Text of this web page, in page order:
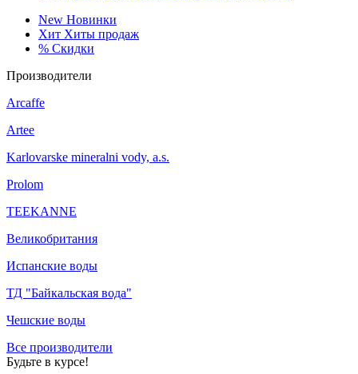
New Новинки
Хит Хиты продаж
% Скидки
Производители
Arcaffe
Artee
Karlovarske mineralni vody, a.s.
Prolom
TEEKANNE
Великобритания
Испанские воды
ТД "Байкальская вода"
Чешские воды
Все производители
Будьте в курсе!